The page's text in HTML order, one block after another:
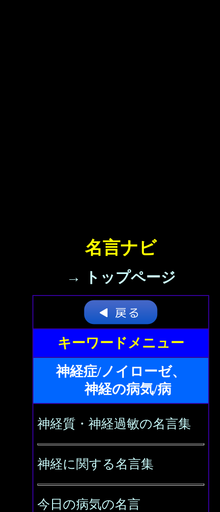
名言ナビ
→ トップページ
キーワードメニュー
神経症/ノイローゼ、
神経の病気/病
神経質・神経過敏の名言集
神経に関する名言集
今日の病気の名言